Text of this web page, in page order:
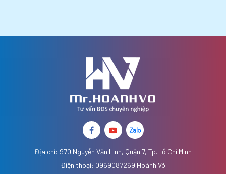
Địa chỉ: 970 Nguyễn Văn Linh, Quận 7, Tp.Hồ Chí Minh
Điện thoại: 0969087269 Hoành Võ